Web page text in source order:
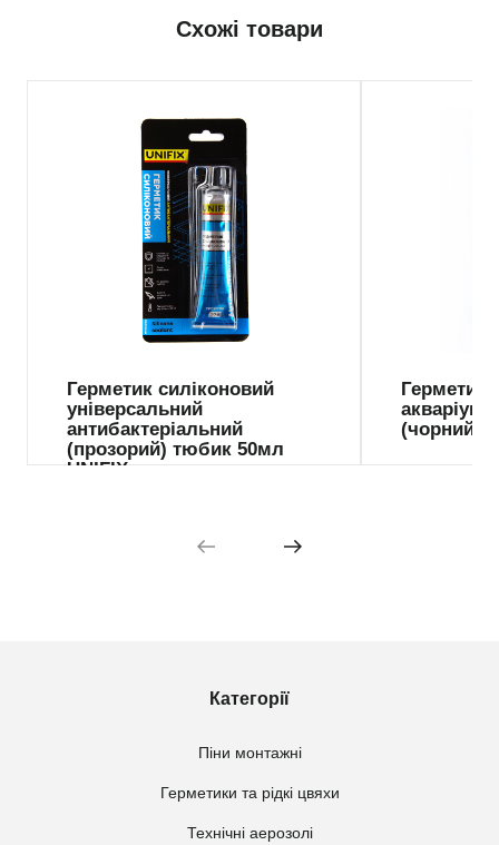
Схожі товари
Герметик силіконовий
універсальний
антибактеріальний
(прозорий) тюбик 50мл
UNIFIX
Герметик
(чорний)
Категорії
Піни монтажні
Герметики та рідкі цвяхи
Технічні аерозолі